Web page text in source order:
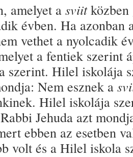
amelyet a sviit
évben. Ha azonban
vethet a nyolcadik
a fentiek szerint
szerint. Hilel iskolája
Nem esznek a
Hilel iskolája
Jehuda azt
ebben az esetben
volt és a Hilel iskola